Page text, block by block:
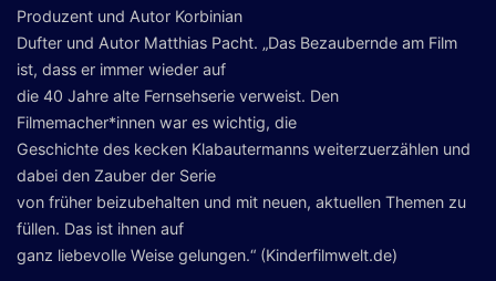
Produzent und Autor Korbinian
Dufter und Autor Matthias Pacht. „Das Bezaubernde am Film
ist, dass er immer wieder auf
die 40 Jahre alte Fernsehserie verweist. Den
Filmemacher*innen war es wichtig, die
Geschichte des kecken Klabautermanns weiterzuerzählen und
dabei den Zauber der Serie
von früher beizubehalten und mit neuen, aktuellen Themen zu
füllen. Das ist ihnen auf
ganz liebevolle Weise gelungen.“ (Kinderfilmwelt.de)